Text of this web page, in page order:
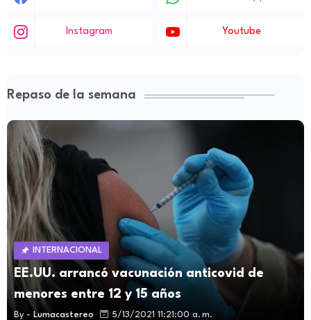
Instagram Youtube
Repaso de la semana
INTERNACIONAL
EE.UU. arrancó vacunación anticovid de
menores entre 12 y 15 años
By - Lumacastereo 5/13/2021 11:21:00 a. m.